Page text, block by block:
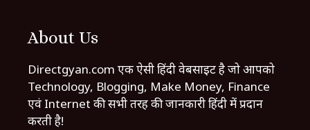
About Us
Directgyan.com एक ऐसी हिंदी वेबसाइट है जो आपको
Technology, Blogging, Make Money, Finance
एवं Internet की सभी तरह की जानकारी हिंदी में प्रदान
करती है!